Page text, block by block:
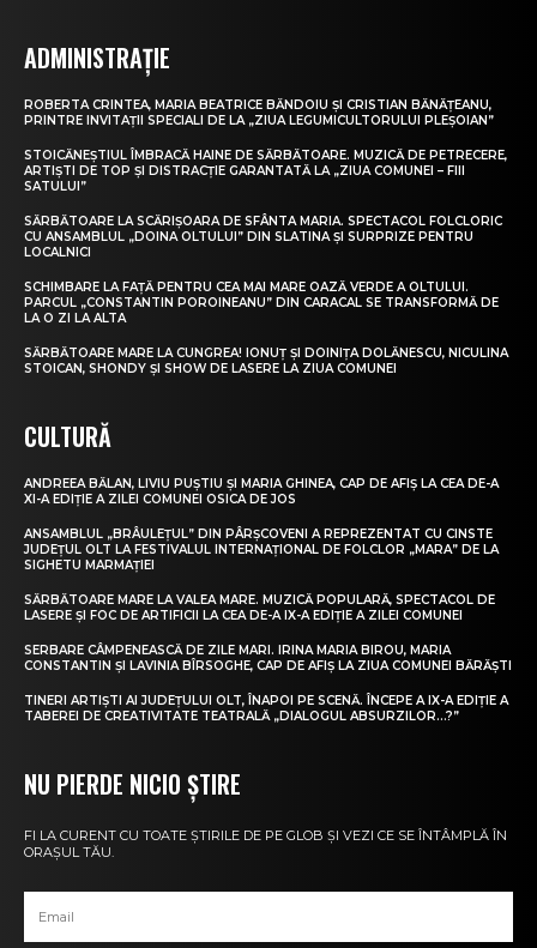
ADMINISTRAȚIE
ROBERTA CRINTEA, MARIA BEATRICE BĂNDOIU ȘI CRISTIAN BĂNĂȚEANU,
PRINTRE INVITAȚII SPECIALI DE LA „ZIUA LEGUMICULTORULUI PLEȘOIAN”
STOICĂNEȘTIUL ÎMBRACĂ HAINE DE SĂRBĂTOARE. MUZICĂ DE PETRECERE,
ARTIȘTI DE TOP ȘI DISTRACȚIE GARANTATĂ LA „ZIUA COMUNEI – FIII
SATULUI”
SĂRBĂTOARE LA SCĂRIȘOARA DE SFÂNTA MARIA. SPECTACOL FOLCLORIC
CU ANSAMBLUL „DOINA OLTULUI” DIN SLATINA ȘI SURPRIZE PENTRU
LOCALNICI
SCHIMBARE LA FAȚĂ PENTRU CEA MAI MARE OAZĂ VERDE A OLTULUI.
PARCUL „CONSTANTIN POROINEANU” DIN CARACAL SE TRANSFORMĂ DE
LA O ZI LA ALTA
SĂRBĂTOARE MARE LA CUNGREA! IONUȚ ȘI DOINIȚA DOLĂNESCU, NICULINA
STOICAN, SHONDY ȘI SHOW DE LASERE LA ZIUA COMUNEI
CULTURĂ
ANDREEA BĂLAN, LIVIU PUȘTIU ȘI MARIA GHINEA, CAP DE AFIȘ LA CEA DE-A
XI-A EDIȚIE A ZILEI COMUNEI OSICA DE JOS
ANSAMBLUL „BRÂULEȚUL” DIN PÂRȘCOVENI A REPREZENTAT CU CINSTE
JUDEȚUL OLT LA FESTIVALUL INTERNAȚIONAL DE FOLCLOR „MARA” DE LA
SIGHETU MARMAȚIEI
SĂRBĂTOARE MARE LA VALEA MARE. MUZICĂ POPULARĂ, SPECTACOL DE
LASERE ȘI FOC DE ARTIFICII LA CEA DE-A IX-A EDIȚIE A ZILEI COMUNEI
SERBARE CÂMPENEASCĂ DE ZILE MARI. IRINA MARIA BIROU, MARIA
CONSTANTIN ȘI LAVINIA BÎRSOGHE, CAP DE AFIȘ LA ZIUA COMUNEI BĂRĂȘTI
TINERI ARTIȘTI AI JUDEȚULUI OLT, ÎNAPOI PE SCENĂ. ÎNCEPE A IX-A EDIȚIE A
TABEREI DE CREATIVITATE TEATRALĂ „DIALOGUL ABSURZILOR…?”
NU PIERDE NICIO ȘTIRE
FI LA CURENT CU TOATE ȘTIRILE DE PE GLOB ȘI VEZI CE SE ÎNTÂMPLĂ ÎN
ORAȘUL TĂU.